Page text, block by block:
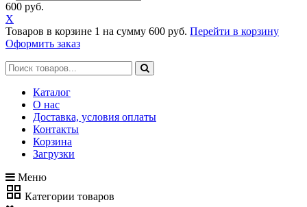
600 руб.
X
Товаров в корзине 1 на сумму 600 руб. Перейти в корзину
Оформить заказ
Каталог
О нас
Доставка, условия оплаты
Контакты
Корзина
Загрузки
Меню
Категории товаров